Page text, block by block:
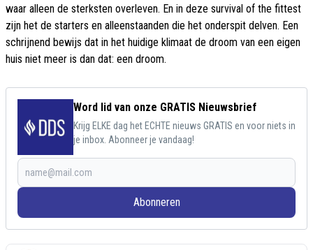
waar alleen de sterksten overleven. En in deze survival of the fittest
zijn het de starters en alleenstaanden die het onderspit delven. Een
schrijnend bewijs dat in het huidige klimaat de droom van een eigen
huis niet meer is dan dat: een droom.
Word lid van onze GRATIS Nieuwsbrief
Krijg ELKE dag het ECHTE nieuws GRATIS en voor niets in
je inbox. Abonneer je vandaag!
Abonneren